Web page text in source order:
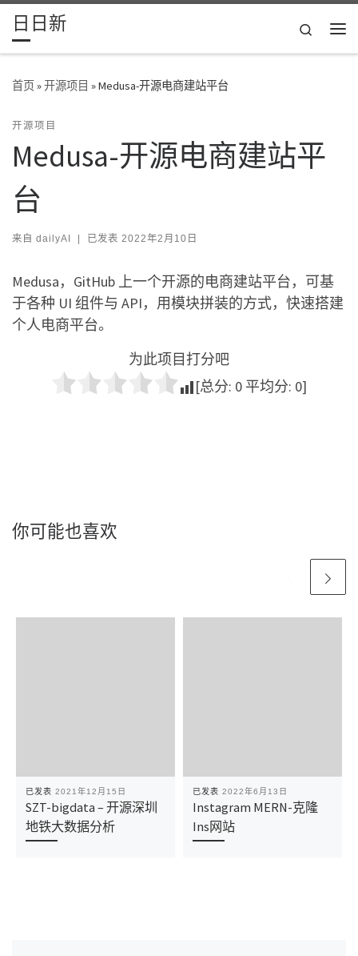
Skip to content
日日新
Search
首页»开源项目 »Medusa-开源电商建站平台
开源项目
Medusa-开源电商建站平
台
来自 dailyAI | 已发表 2022年2月10日
Medusa，GitHub 上一个开源的电商建站平台，可基
于各种 UI 组件与 API，用模块拼装的方式，快速搭建
个人电商平台。
为此项目打分吧
[总分: 0 平均分: 0]
你可能也喜欢
已发表 2021年12月15日
SZT-bigdata – 开源深圳
地铁大数据分析
已发表 2022年6月13日
Instagram MERN-克隆
Ins网站